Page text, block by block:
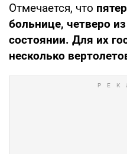
Отмечается, что
больнице, четверо
состоянии. Для их
несколько